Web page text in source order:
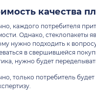
качества
каждого потребителя
Однако, стеклопакеты
нужно подходить к
в свершившейся
нужно будет
только потребитель